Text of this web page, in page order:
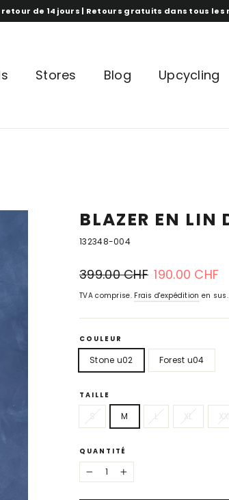
de 14 jours | Retours gratuits dans tous les
Stores Blog Upcycling
BLAZER EN LIN
132348-004
Prix
normal
399.00 CHF prix
spécial
190.00 CHF
TVA comprise. Frais d'expédition en sus.
COULEUR
Stone u02 Forest u04
TAILLE
S M L XL
QUANTITÉ
+